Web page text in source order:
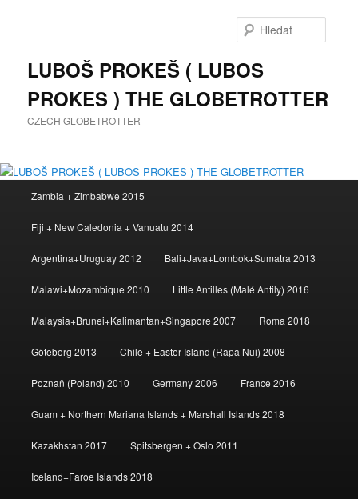
LUBOŠ PROKEŠ ( LUBOS
PROKES ) THE GLOBETROTTER
CZECH GLOBETROTTER
navigační
Přejít
k
hlavnímu
Zambia + Zimbabwe 2015
Fiji + New Caledonia + Vanuatu 2014
Argentina+Uruguay 2012 Bali+Java+Lombok+Sumatra 2013
Malawi+Mozambique 2010 Little Antilles (Malé Antily) 2016
Malaysia+Brunei+Kalimantan+Singapore 2007 Roma 2018
Göteborg 2013 Chile + Easter Island (Rapa Nui) 2008
Poznaň (Poland) 2010 Germany 2006 France 2016
Guam + Northern Mariana Islands + Marshall Islands 2018
Kazakhstan 2017 Spitsbergen + Oslo 2011
Iceland+Faroe Islands 2018